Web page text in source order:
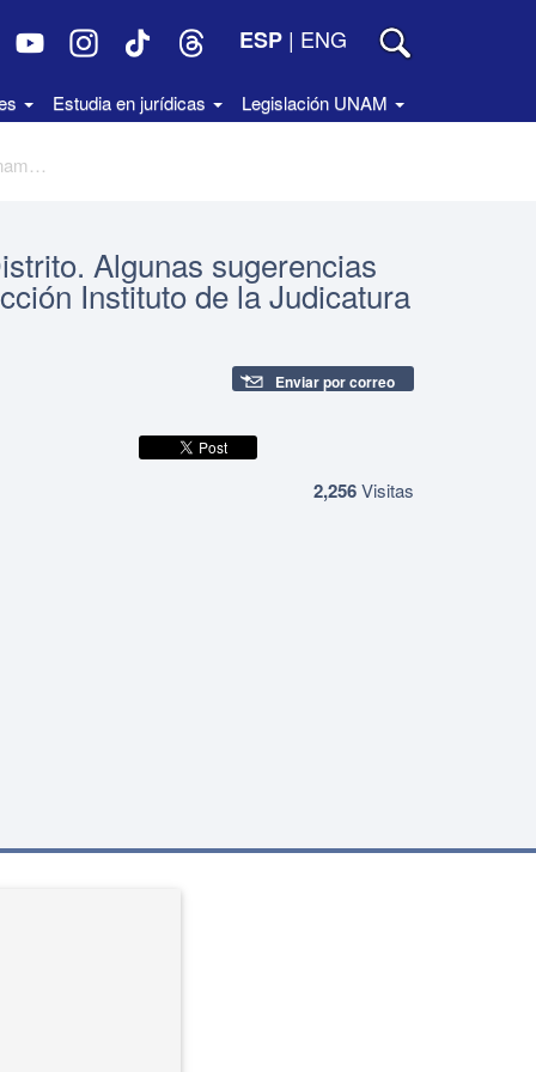
ESP | ENG
Estudia en jurídicas Legislación UNAM
La administración del Juzgado de Distrito. Algunas sugerencias para su mejor funcionamiento. Colección Instituto de la Judicatura Federal
Algunas sugerencias
Instituto de la Judicatura
Enviar por correo
2,256Visitas